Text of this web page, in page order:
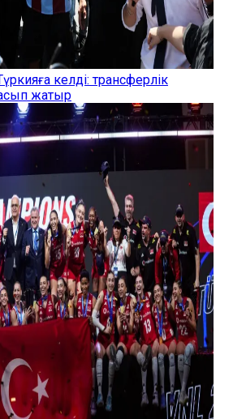
келді: трансферлік
жатыр